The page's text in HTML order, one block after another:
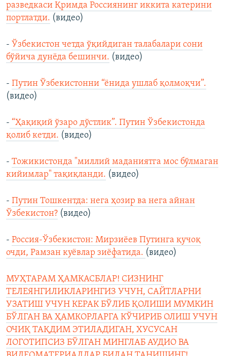
разведкаси Қримда Россиянинг иккита катерини
портлатди. (видео)
- Ўзбекистон четда ўқийдиган талабалари сони
бўйича дунёда бешинчи. (видео)
- Путин Ўзбекистонни “ёнида ушлаб қолмоқчи”.
(видео)
- “Ҳақиқий ўзаро дўстлик”. Путин Ўзбекистонда
қолиб кетди. (видео)
- Тожикистонда "миллий маданиятга мос бўлмаган
кийимлар" тақиқланди. (видео)
- Путин Тошкентда: нега ҳозир ва нега айнан
Ўзбекистон? (видео)
- Россия-Ўзбекистон: Мирзиёев Путинга қучоқ
очди, Рамзан куёвлар зиёфатида. (видео)
МУҲТАРАМ ҲАМКАСБЛАР! СИЗНИНГ
ТЕЛЕЯНГИЛИКЛАРИНГИЗ УЧУН, САЙТЛАРНИ
УЗАТИШ УЧУН КЕРАК БЎЛИБ ҚОЛИШИ МУМКИН
БЎЛГАН ВА ҲАМКОРЛАРГА КЎЧИРИБ ОЛИШ УЧУН
ОЧИҚ ТАҚДИМ ЭТИЛАДИГАН, ХУСУСАН
ЛОГОТИПСИЗ БЎЛГАН МИНГЛАБ АУДИО ВА